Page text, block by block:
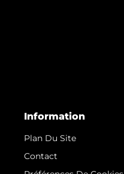
Information
Plan Du Site
Contact